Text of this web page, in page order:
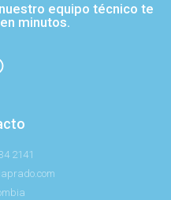
equipo técnico te
minutos.
2141